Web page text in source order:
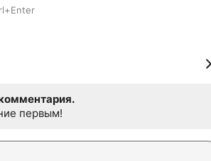
первым!